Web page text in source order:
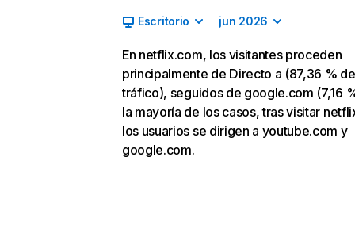
Escritorio jun 2026
En netflix.com, los visitantes proceden
principalmente de Directo a (87,36 % de
tráfico), seguidos de google.com (7,16
la mayoría de los casos, tras visitar
los usuarios se dirigen a youtube.com y
google.com.